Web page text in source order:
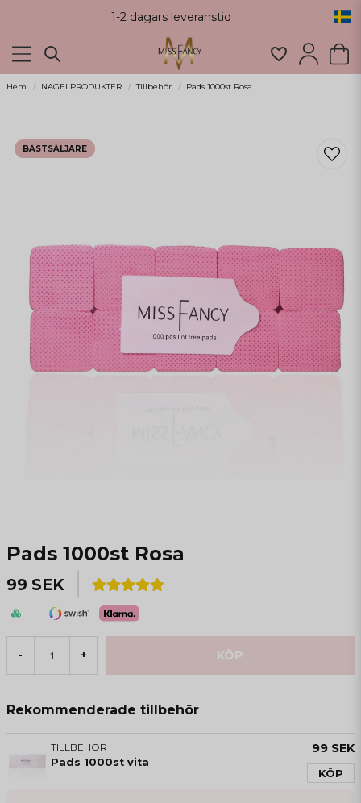
1-2 dagars leveranstid
Hem NAGELPRODUKTER Tillbehör Pads 1000st Rosa
BÄSTSÄLJARE
Pads 1000st Rosa
99 SEK
- + KÖP
Rekommenderade tillbehör
TILLBEHÖR
Pads 1000st vita
99 SEK
KÖP